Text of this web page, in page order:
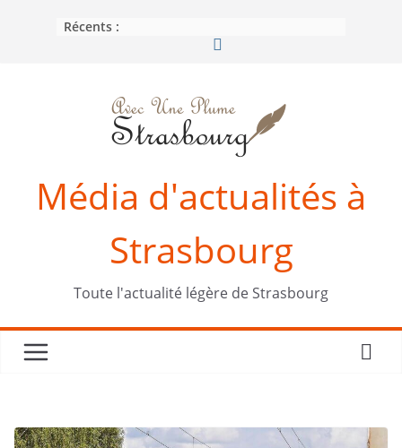
Récents :
Média d'actualités à
Strasbourg
Toute l'actualité légère de Strasbourg